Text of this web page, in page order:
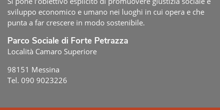
sviluppo economico e umano nei luoghi in cui opera e che
punta a far crescere in modo sostenibile.
Parco Sociale di Forte Petrazza
Località Camaro Superiore
98151 Messina
Tel. 090 9023226